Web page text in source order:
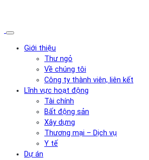
Giới thiệu
Thư ngỏ
Về chúng tôi
Công ty thành viên, liên kết
Lĩnh vực hoạt động
Tài chính
Bất động sản
Xây dựng
Thương mại – Dịch vụ
Y tế
Dự án